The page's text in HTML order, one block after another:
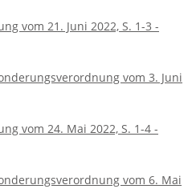
vom 21. Juni 2022, S. 1-3 -
vom 3. Juni
vom 24. Mai 2022, S. 1-4 -
vom 6. Mai